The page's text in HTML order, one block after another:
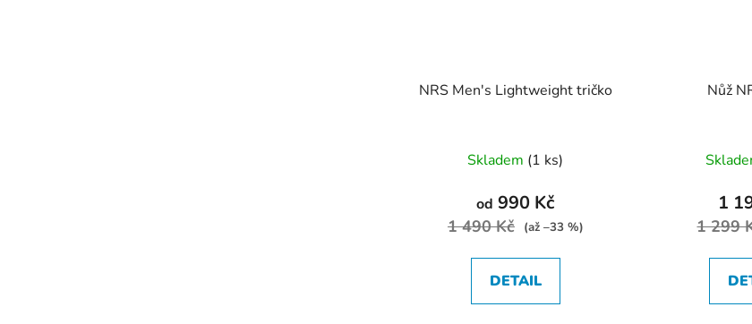
NRS Men's Lightweight tričko
Skladem (1 ks)
od 990 Kč
1 490 Kč (až –33 %)
DETAIL
Nůž
1
1 299